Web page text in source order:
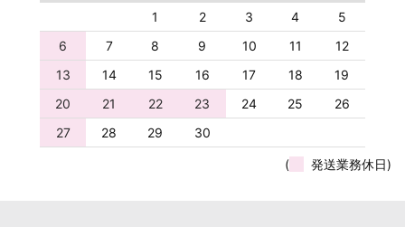
1
2 3 4
5
6
7 8 9 10 11
12
13
14 15 16 17 18
19
20
21 22 23 24 25
26
27
28 29 30
( 発送業務休日)